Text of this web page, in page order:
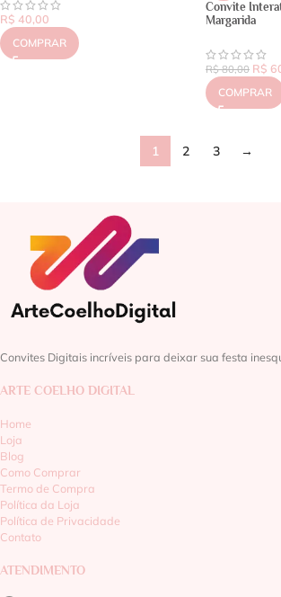
R$ 40,00
COMPRAR
Convite
Margarida
R$80,00 R$
COMPRAR
1 2 3 →
Convites Digitais incríveis para deixar sua festa
ARTE COELHO DIGITAL
Home
Loja
Blog
Como Comprar
Termo de Compra
Política da Loja
Política de Privacidade
Contato
ATENDIMENTO